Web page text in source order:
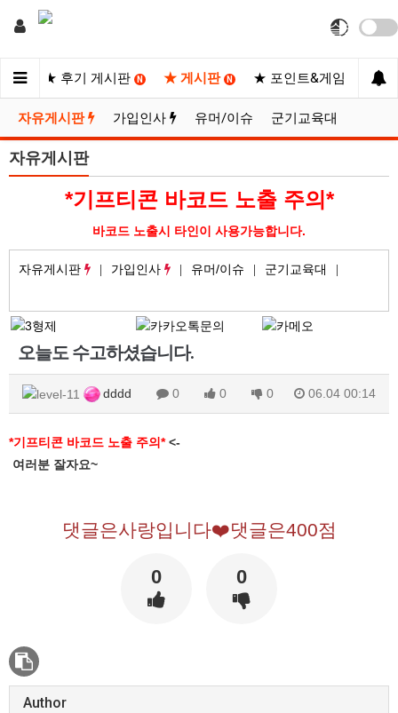
트 ★ 후기 게시판 N ★ 게시판 N ★ 포인트&게임 ★
자유게시판 가입인사 유머/이슈 군기교육대
자유게시판
*기프티콘 바코드 노출 주의*
바코드 노출시 타인이 사용가능합니다.
자유게시판 가입인사 유머/이슈 군기교육대
오늘도 수고하셨습니다.
dddd 0 0 0 06.04 00:14
*기프티콘 바코드 노출 주의*<-
여러분 잘자요~
댓글은사랑입니다❤️댓글은400점
0 0
Author